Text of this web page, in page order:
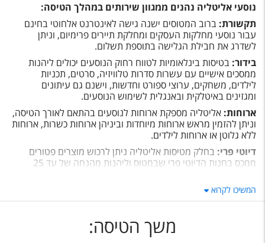
באפריקה:דרום אפריקה.
נוסעי אליטליה נהנים ממגוון שירותים במהלך הטיסה:
תקשורת: ברוב המטוסים ישנה גישה לאינטרנט אלחוטי בחינם
עבור נוסעי מחלקות העסקים ומחלקת תיירים פרימיום, וניתן
לשדרג את חבילת הגלישה בתוספת תשלום.
בידור: בטיסות בינלאומיות לטווח רחוק הנוסעים יכולים ליהנות
ממסכים אישיים עם עשרות סדרות טלוויזיה, סרטים, תכניות
לילדים, משחקים, ערוצי ספורט וחדשות, וישנם גם עיתונים
ומגזינים באיטלקית ובאנגלית לשימוש הנוסעים.
ארוחות: אליטליה מספקת ארוחות לנוסעים בהתאם לאורך הטיסה,
וניתן להזמין מראש ארוחות מיוחדות וביניהן ארוחות כשרות, ארוחות
ללא גלוטן או ארוחות לילדים.
דיוטי פרי: בחלק מטיסות אליטליה ניתן לרכוש מוצרים פטורים
ממכס בחנות הדיוטי פרי שבמטוס וליהנות מהנחה של עד 25
המשיכו לקרוא
משך הטיסה: